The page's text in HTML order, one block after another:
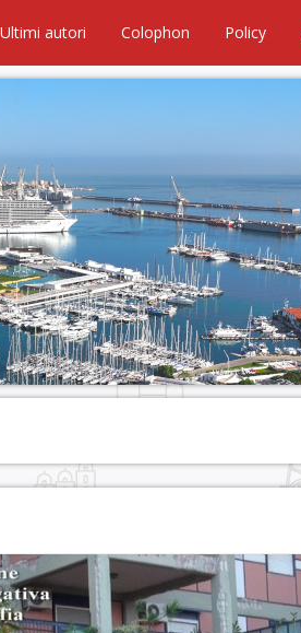
Ultimi autori Colophon Policy